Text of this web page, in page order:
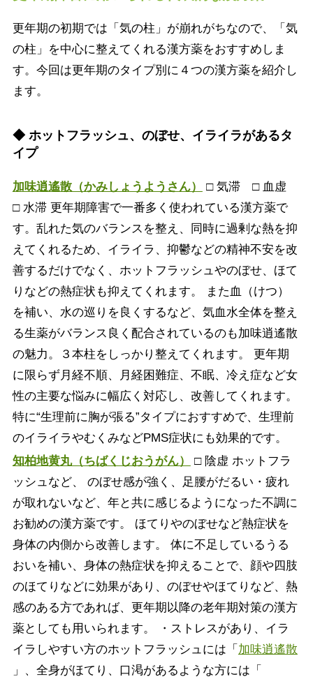
更年期の初期では「気の柱」が崩れがちなので、「気
の柱」を中心に整えてくれる漢方薬をおすすめしま
す。今回は更年期のタイプ別に４つの漢方薬を紹介し
ます。
◆ ホットフラッシュ、のぼせ、イライラがあるタ
イプ
加味逍遙散（かみしょうようさん）
□ 気滞 □ 血虚
□ 水滞 更年期障害で一番多く使われている漢方薬で
す。乱れた気のバランスを整え、同時に過剰な熱を抑
えてくれるため、イライラ、抑鬱などの精神不安を改
善するだけでなく、ホットフラッシュやのぼせ、ほて
りなどの熱症状も抑えてくれます。 また血（けつ）
を補い、水の巡りを良くするなど、気血水全体を整え
る生薬がバランス良く配合されているのも加味逍遙散
の魅力。３本柱をしっかり整えてくれます。 更年期
に限らず月経不順、月経困難症、不眠、冷え症など女
性の主要な悩みに幅広く対応し、改善してくれます。
特に“生理前に胸が張る”タイプにおすすめで、生理前
のイライラやむくみなどPMS症状にも効果的です。
知柏地黄丸（ちばくじおうがん）
□ 陰虚 ホットフラ
ッシュなど、 のぼせ感が強く、足腰がだるい・疲れ
が取れないなど、年と共に感じるようになった不調に
お勧めの漢方薬です。 ほてりやのぼせなど熱症状を
身体の内側から改善します。 体に不足しているうる
おいを補い、身体の熱症状を抑えることで、顔や四肢
のほてりなどに効果があり、のぼせやほてりなど、熱
感のある方であれば、更年期以降の老年期対策の漢方
薬としても用いられます。 ・ストレスがあり、イラ
イラしやすい方のホットフラッシュには「 加味逍遙散
」、全身がほてり、口渇があるような方には「